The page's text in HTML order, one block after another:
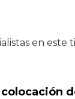
en este